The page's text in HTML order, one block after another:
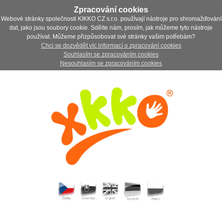
Zpracování cookies
Webové stránky společnosti KIKKO CZ s.r.o. používají nástroje pro shromažďování
dat, jako jsou soubory cookie. Sdělte nám, prosím, jak můžeme tyto nástroje
používat. Můžeme přizpůsobovat své stránky vašim potřebám?
Chci se dozvědět víc informací o zpracování cookies
Souhlasím se zpracováním cookies
Nesouhlasím se zpracováním cookies